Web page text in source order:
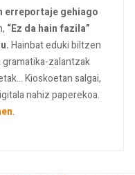
erreportaje gehiago
“Ez da hain fazila”
Hainbat eduki biltzen
gramatika-zalantzak
Kioskoetan salgai,
nahiz paperekoa.
.